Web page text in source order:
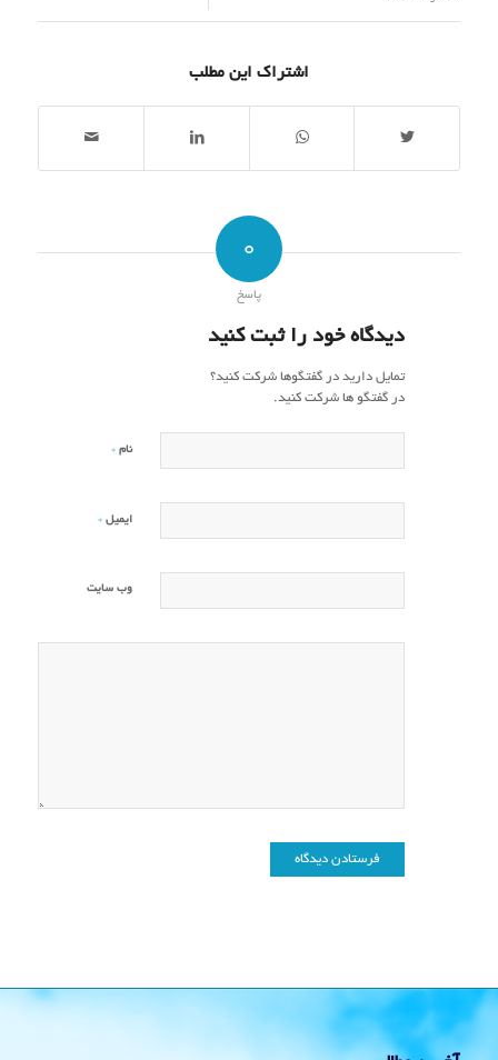
اشتراک این مطلب
0
پاسخ
دیدگاه خود را ثبت کنید
تمایل دارید در گفتگوها شرکت کنید؟
در گفتگو ها شرکت کنید.
نام *
ایمیل *
وب‌ سایت